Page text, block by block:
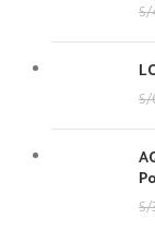
S/
S/
S/